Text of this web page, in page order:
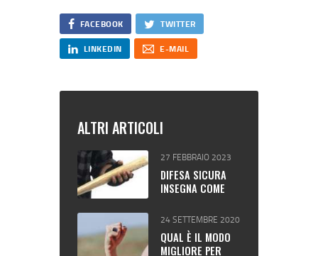
FACEBOOK TWITTER
LINKEDIN E-MAIL
ALTRI ARTICOLI
27 FEBBRAIO 2023
DIFESA SICURA
INSEGNA COME
BASTONE
24 SETTEMBRE 2020
QUAL È IL MODO
MIGLIORE PER